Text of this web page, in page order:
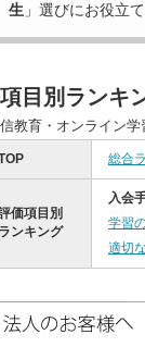
生 」選びにお役立
項目別ランキ
教育・オンライン学
総合
価項目別
ランキング
入会
学習
適切